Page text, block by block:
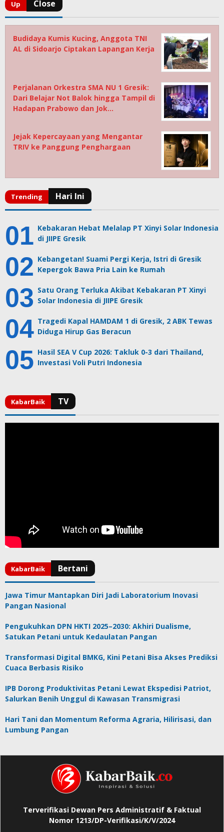
Budidaya Kumis Kucing, Anggota TNI
AL di Sidoarjo Ciptakan Lapangan Kerja
Perjalanan Orkestra SMA NU 1 Gresik:
Dari Belajar Not Balok hingga Tampil di
Hadapan Prabowo dan Jok…
Jejak Kepercayaan yang Mengantar
TRIV ke Panggung Penghargaan
Kebakaran Hebat Melalap PT Xinyi Solar Indonesia
di JIIPE Gresik
Kebangetan! Suami Pergi Kerja, Istri di Gresik
Kepergok Bawa Pria Lain ke Rumah
Satu Orang Terluka Akibat Kebakaran PT Xinyi
Solar Indonesia di JIIPE Gresik
Tragedi Kapal HAMDAM 1 di Gresik, 2 ABK Tewas
Diduga Hirup Gas Beracun
Hasil SEA V Cup 2026: Takluk 0-3 dari Thailand,
Investasi Voli Putri Indonesia
Jawa Timur Mantapkan Diri Jadi Laboratorium Inovasi
Pangan Nasional
Pengukuhkan DPN HKTI 2025–2030: Akhiri Dualisme,
Satukan Petani untuk Kedaulatan Pangan
Transformasi Digital BMKG, Kini Petani Bisa Akses Prediksi
Cuaca Berbasis Risiko
IPB Dorong Produktivitas Petani Lewat Ekspedisi Patriot,
Salurkan Benih Unggul di Kawasan Transmigrasi
Hari Tani dan Momentum Reforma Agraria, Hilirisasi, dan
Lumbung Pangan
Terverifikasi Dewan Pers Administratif & Faktual
Nomor 1213/DP-Verifikasi/K/V/2024